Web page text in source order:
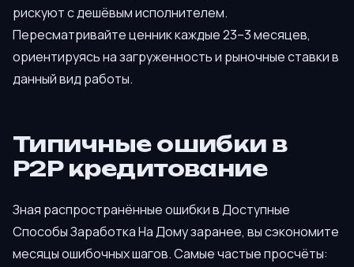
рискуют с дешёвым исполнителем.
Пересматривайте ценник каждые 23–3 месяцев,
ориентируясь на загруженность и рыночные ставки в
данный вид работы.
Типичные ошибки в
P2P кредитование
Зная распространённые ошибки в Доступные
Способы Заработка На Дому заранее, вы сэкономите
месяцы ошибочных шагов. Самые частые просчёты: